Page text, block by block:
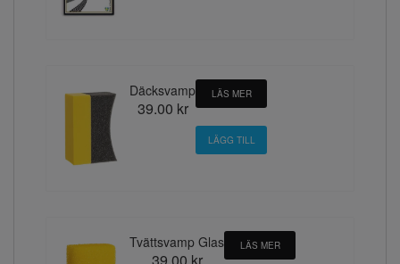
Däcksvamp
39.00 kr
LÄS MER
Tvättsvamp Glas
39.00 kr
LÄS MER